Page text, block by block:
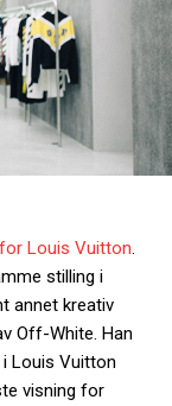
Louis Vuitton.
stilling i
annet kreativ
Off-White. Han
Louis Vuitton
visning for